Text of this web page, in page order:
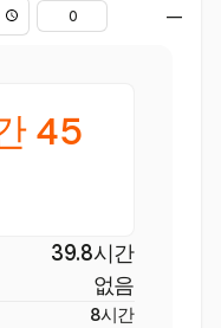
—
45
39.8시간
없음
8시간